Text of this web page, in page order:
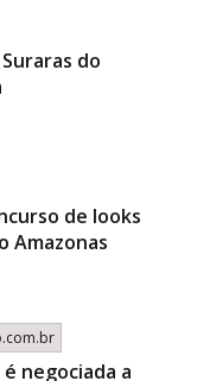
do
de looks
Amazonas
negociada a